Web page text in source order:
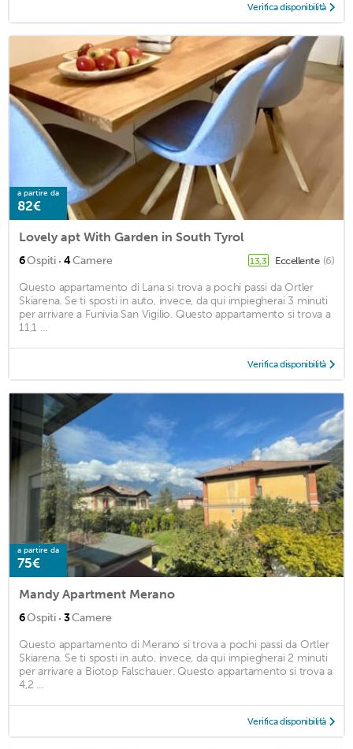
Verifica disponibilità
a partire da
82€
Lovely apt With Garden in South Tyrol
6Ospiti · 4Camere 13,3 Eccellente (6)
Questo appartamento di Lana si trova a pochi passi da Ortler
Skiarena. Se ti sposti in auto, invece, da qui impiegherai 3 minuti
per arrivare a Funivia San Vigilio. Questo appartamento si trova a
11,1 ...
Verifica disponibilità
a partire da
75€
Mandy Apartment Merano
6Ospiti · 3Camere
Questo appartamento di Merano si trova a pochi passi da Ortler
Skiarena. Se ti sposti in auto, invece, da qui impiegherai 2 minuti
per arrivare a Biotop Falschauer. Questo appartamento si trova a
4,2 ...
Verifica disponibilità